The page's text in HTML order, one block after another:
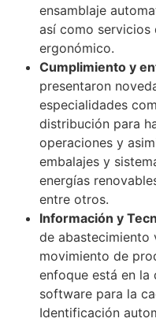
ensamblaje
así como servicios
ergonómico.
Cumplimiento y
presentaron
especialidades
distribución para
operaciones y
embalajes y
energías
entre otros.
Información y
de abastecimiento
movimiento de
enfoque está en la
software para la
Identificación